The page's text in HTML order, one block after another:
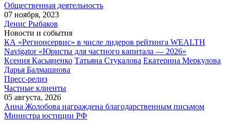
Общественная деятельность
07 ноября, 2023
Денис Рыбаков
Новости и события
КА «Регионсервис» в числе лидеров рейтинга WEALTH
Navigator «Юристы для частного капитала — 2026»
Ксения Касьяненко Татьяна Стукалова Екатерина Меркулова
Дарья Балмашнова
Пресс-релиз
Частные клиенты
05 августа, 2026
Анна Жолобова награждена благодарственным письмом
Министра юстиции РФ